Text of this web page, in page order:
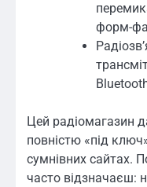
форм-
Цей радіомагазин
повністю «під
сумнівних сайтах.
часто відзначаєш: